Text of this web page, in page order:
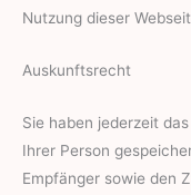
Nutzung dieser
Auskunftsrecht
Sie haben jederzeit
Ihrer Person
Empfänger sowie den